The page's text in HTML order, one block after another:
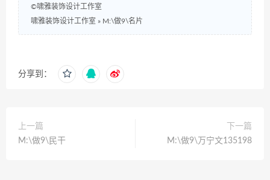
©啸雅装饰设计工作室
啸雅装饰设计工作室 » M:\做9\名片
分享到：
上一篇
M:\做9\民干
下一篇
M:\做9\万宁文135198